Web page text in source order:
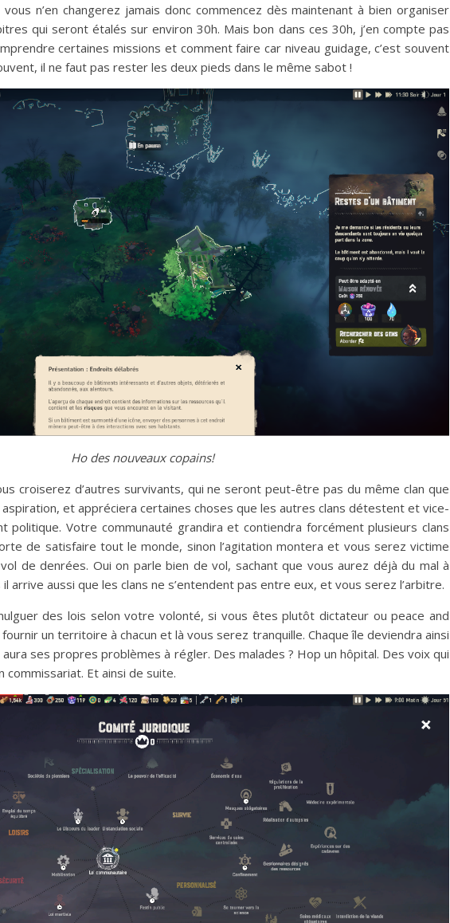
n’en changerez jamais donc commencez dès maintenant à bien organiser
qui seront étalés sur environ 30h. Mais bon dans ces 30h, j’en compte pas
certaines missions et comment faire car niveau guidage, c’est souvent
il ne faut pas rester les deux pieds dans le même sabot !
Ho des nouveaux copains!
croiserez d’autres survivants, qui ne seront peut-être pas du même clan que
aspiration, et appréciera certaines choses que les autres clans détestent et vice-
politique. Votre communauté grandira et contiendra forcément plusieurs clans
de satisfaire tout le monde, sinon l’agitation montera et vous serez victime
de denrées. Oui on parle bien de vol, sachant que vous aurez déjà du mal à
arrive aussi que les clans ne s’entendent pas entre eux, et vous serez l’arbitre.
des lois selon votre volonté, si vous êtes plutôt dictateur ou peace and
un territoire à chacun et là vous serez tranquille. Chaque île deviendra ainsi
ses propres problèmes à régler. Des malades ? Hop un hôpital. Des voix qui
commissariat. Et ainsi de suite.